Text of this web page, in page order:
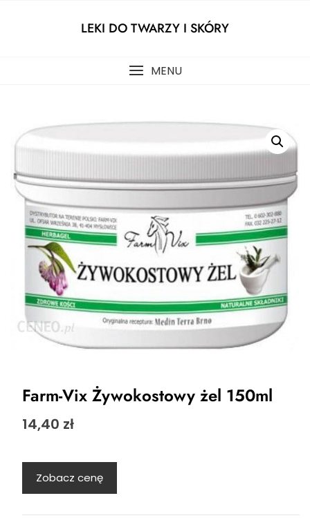
LEKI DO TWARZY I SKÓRY
MENU
Farm-Vix Żywokostowy żel 150ml
14,40 zł
Zobacz cenę